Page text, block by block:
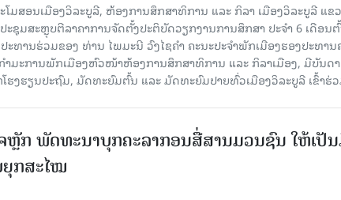
ມສອນເມືອງວິລະບູລີ, ຫ້ອງການສຶກສາທິການ ແລະ ກິລາ ເມືອງວິລະບູລີ ແຂ
ະຊຸມສະຫຼຸບຕີລາຄາການຈັດຕັ້ງປະຕິບັດວຽກງານການສຶກສາ ປະຈຳ 6 ເດືອນ
ທານຮ່ວມຂອງ ທ່ານ ໄພມະນີ ວົງໄຊຄຳ ຄະນະປະຈຳພັກເມືອງຮອງປະທານ
ມະການພັກເມືອງຫົວໜ້າຫ້ອງການສຶກສາທິການ ແລະ ກິລາເມືອງ, ມີບັນດາ
ຮງຮຽນປະຖົມ, ມັດທະຍົມຕົ້ນ ແລະ ມັດທະຍົມປາຍທົ່ວເມືອງວິລະບູລີ ເຂົ້າຮ່
ຫຼັກ ພັດທະນາບຸກຄະລາກອນສື່ສານມວນຊົນ ໃຫ້ເປັ
ກສະໄໝ